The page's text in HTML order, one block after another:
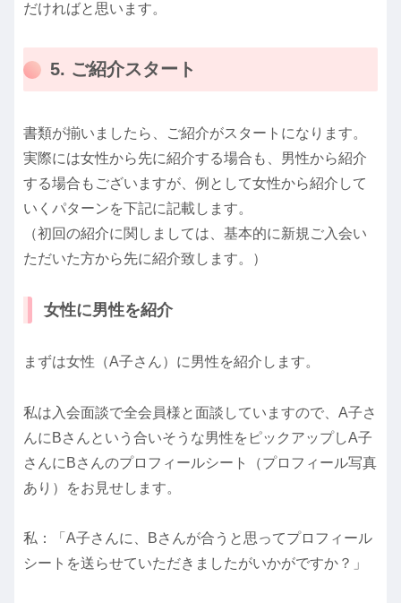
だければと思います。
5. ご紹介スタート
書類が揃いましたら、ご紹介がスタートになります。
実際には女性から先に紹介する場合も、男性から紹介
する場合もございますが、例として女性から紹介して
いくパターンを下記に記載します。
（初回の紹介に関しましては、基本的に新規ご入会い
ただいた方から先に紹介致します。）
女性に男性を紹介
まずは女性（A子さん）に男性を紹介します。
私は入会面談で全会員様と面談していますので、A子さ
んにBさんという合いそうな男性をピックアップしA子
さんにBさんのプロフィールシート（プロフィール写真
あり）をお見せします。
私：「A子さんに、Bさんが合うと思ってプロフィール
シートを送らせていただきましたがいかがですか？」